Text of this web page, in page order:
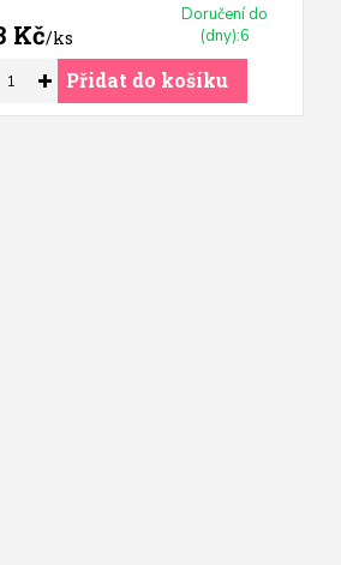
Kč/ks
Doručení do
(dny):6
Přidat do košíku